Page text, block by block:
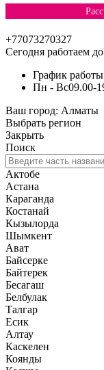
+77073270327
Сегодня работаем
График работы
Пн - Вс09.00-
Ваш город: Алматы
Выбрать регион
Закрыть
Поиск
Актобе
Астана
Караганда
Костанай
Кызылорда
Шымкент
Ават
Байсерке
Байтерек
Бесагаш
Белбулак
Талгар
Есик
Алтау
Каскелен
Коянды